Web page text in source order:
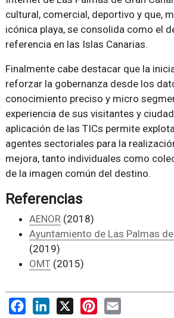
cultural, comercial, deportivo y que,
icónica playa, se consolida como el
referencia en las Islas Canarias.
Finalmente cabe destacar que la
reforzar la gobernanza desde los
conocimiento preciso y micro
experiencia de sus visitantes y
aplicación de las TICs permite
agentes sectoriales para la
mejora, tanto individuales como
de la imagen común del destino.
Referencias
AENOR (2018)
Ayuntamiento de Las Palmas
(2019)
OMT(2015)
FacebookLinkedIn
X PinterestEmail